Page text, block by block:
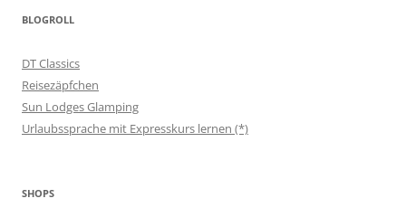
BLOGROLL
DT Classics
Reisezäpfchen
Sun Lodges Glamping
Urlaubssprache mit Expresskurs lernen (*)
SHOPS